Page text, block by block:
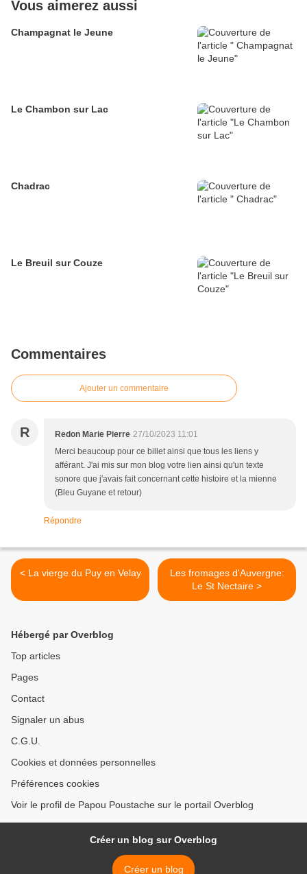
Vous aimerez aussi
Champagnat le Jeune
Le Chambon sur Lac
Chadrac
Le Breuil sur Couze
Commentaires
Ajouter un commentaire
R Redon Marie Pierre 27/10/2023 11:01
Merci beaucoup pour ce billet ainsi que tous les liens y
afférant. J'ai mis sur mon blog votre lien ainsi qu'un texte
sonore que j'avais fait concernant cette histoire et la mienne
(Bleu Guyane et retour)
Répondre
< La vierge du Puy en Velay
Les fromages d'Auvergne:
Le St Nectaire >
Hébergé par Overblog
Top articles
Pages
Contact
Signaler un abus
C.G.U.
Cookies et données personnelles
Préférences cookies
Voir le profil de Papou Poustache sur le portail Overblog
Créer un blog sur Overblog
Créer un blog